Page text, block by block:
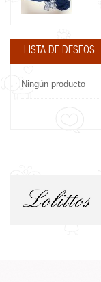
LISTA DE DESEOS
Ningún producto